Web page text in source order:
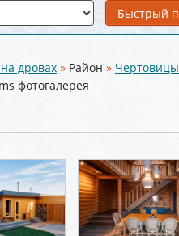
дровах » Район » Чертовицы
фотогалерея